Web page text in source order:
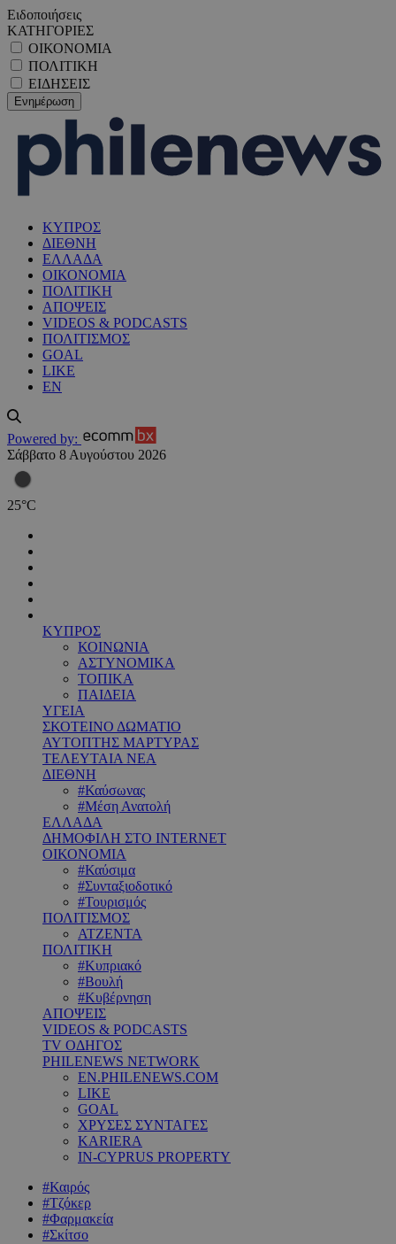
Ειδοποιήσεις
ΚΑΤΗΓΟΡΙΕΣ
ΟΙΚΟΝΟΜΙΑ
ΠΟΛΙΤΙΚΗ
ΕΙΔΗΣΕΙΣ
ΚΥΠΡΟΣ
ΔΙΕΘΝΗ
ΕΛΛΑΔΑ
ΟΙΚΟΝΟΜΙΑ
ΠΟΛΙΤΙΚΗ
ΑΠΟΨΕΙΣ
VIDEOS & PODCASTS
ΠΟΛΙΤΙΣΜΟΣ
GOAL
LIKE
EN
Powered by:
Σάββατο 8 Αυγούστου 2026
25°C
ΚΥΠΡΟΣ
ΚΟΙΝΩΝΙΑ
ΑΣΤΥΝΟΜΙΚΑ
ΤΟΠΙΚΑ
ΠΑΙΔΕΙΑ
ΥΓΕΙΑ
ΣΚΟΤΕΙΝΟ ΔΩΜΑΤΙΟ
ΑΥΤΟΠΤΗΣ ΜΑΡΤΥΡΑΣ
ΤΕΛΕΥΤΑΙΑ ΝΕΑ
ΔΙΕΘΝΗ
#Καύσωνας
#Μέση Ανατολή
ΕΛΛΑΔΑ
ΔΗΜΟΦΙΛΗ ΣΤΟ INTERNET
ΟΙΚΟΝΟΜΙΑ
#Καύσιμα
#Συνταξιοδοτικό
#Τουρισμός
ΠΟΛΙΤΙΣΜΟΣ
ΑΤΖΕΝΤΑ
ΠΟΛΙΤΙΚΗ
#Κυπριακό
#Βουλή
#Κυβέρνηση
ΑΠΟΨΕΙΣ
VIDEOS & PODCASTS
TV ΟΔΗΓΟΣ
PHILENEWS NETWORK
EN.PHILENEWS.COM
LIKE
GOAL
ΧΡΥΣΕΣ ΣΥΝΤΑΓΕΣ
KARIERA
IN-CYPRUS PROPERTY
#Καιρός
#Τζόκερ
#Φαρμακεία
#Σκίτσο